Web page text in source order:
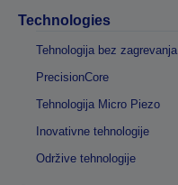
Technologies
Tehnologija bez zagrevanja
PrecisionCore
Tehnologija Micro Piezo
Inovativne tehnologije
Održive tehnologije